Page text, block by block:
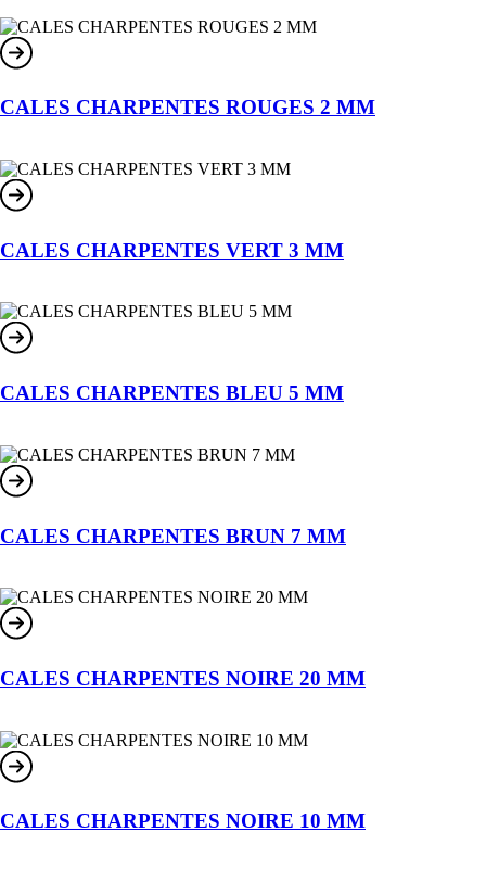
CALES CHARPENTES ROUGES 2 MM
CALES CHARPENTES VERT 3 MM
CALES CHARPENTES BLEU 5 MM
CALES CHARPENTES BRUN 7 MM
CALES CHARPENTES NOIRE 20 MM
CALES CHARPENTES NOIRE 10 MM